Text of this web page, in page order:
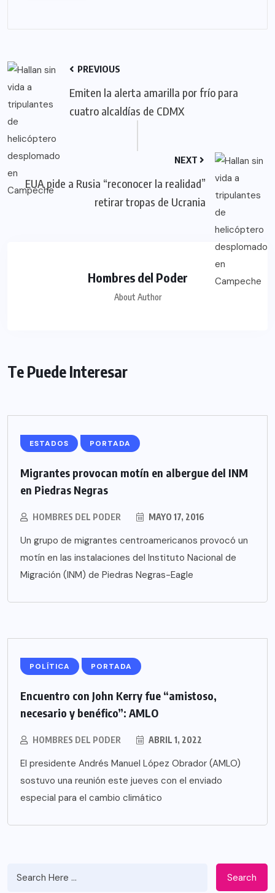
PREVIOUS
Emiten la alerta amarilla por frío para
cuatro alcaldías de CDMX
NEXT
EUA pide a Rusia “reconocer la realidad”
retirar tropas de Ucrania
Hombres del Poder
About Author
Te Puede Interesar
ESTADOS PORTADA
Migrantes provocan motín en albergue del INM
en Piedras Negras
HOMBRES DEL PODER MAYO 17, 2016
Un grupo de migrantes centroamericanos provocó un
motín en las instalaciones del Instituto Nacional de
Migración (INM) de Piedras Negras-Eagle
POLÍTICA PORTADA
Encuentro con John Kerry fue “amistoso,
necesario y benéfico”: AMLO
HOMBRES DEL PODER ABRIL 1, 2022
El presidente Andrés Manuel López Obrador (AMLO)
sostuvo una reunión este jueves con el enviado
especial para el cambio climático
Search